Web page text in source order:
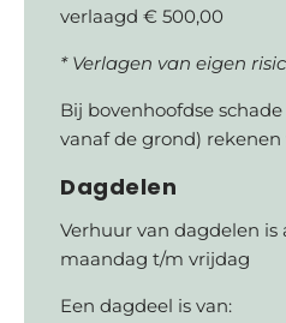
verlaagd € 500,00
* Verlagen van eigen
Bij bovenhoofdse
vanaf de grond)
Dagdelen
Verhuur van dagdelen
maandag t/m vrijdag
Een dagdeel is van: